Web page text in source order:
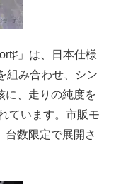
」は、日本仕様
組み合わせ、シン
に、走りの純度を
ています。市販モ
台数限定で展開さ